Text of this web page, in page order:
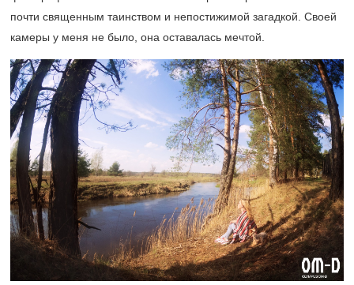
почти священным таинством и непостижимой загадкой. Своей
камеры у меня не было, она оставалась мечтой.